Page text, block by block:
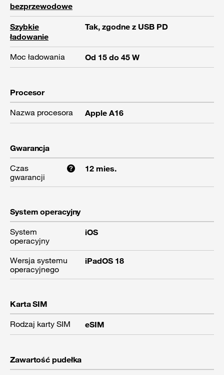
bezprzewodowe
Szybkie
ładowanie
Tak, zgodne z USB PD
Moc ładowania Od 15 do 45 W
Procesor
Nazwa procesora
Apple A16
Gwarancja
Czas
gwarancji
12 mies.
System operacyjny
System
operacyjny
iOS
Wersja systemu
operacyjnego
iPadOS 18
Karta SIM
Rodzaj karty SIM
eSIM
Zawartość pudełka